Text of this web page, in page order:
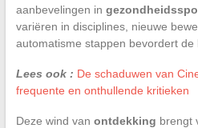
aanbevelingen in
variëren in disciplines, nieuwe
automatisme stappen bevordert de
Lees ook : De schaduwen van
frequente en onthullende kritieken
Deze wind van ontdekking brengt